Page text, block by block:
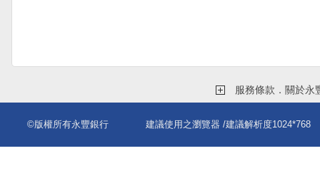
服務條款．關於永
©版權所有永豐銀行 建議使用之瀏覽器 /建議解析度1024*768